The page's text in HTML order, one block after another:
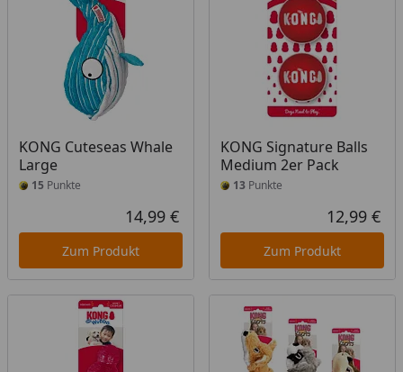
KONG Cuteseas Whale
Large
15 Punkte
Aktueller Preis
14,99 €
Zum Produkt
KONG Signature Balls
Medium 2er Pack
13Punkte
12,99 €
Zum Produkt